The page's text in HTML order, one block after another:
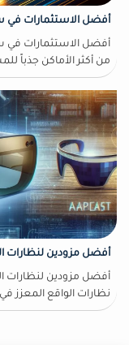
أفضل الاستثمارات في
من أكثر الأماكن جذباً
أفضل مزودين لنظارات
نظارات الواقع المعزز